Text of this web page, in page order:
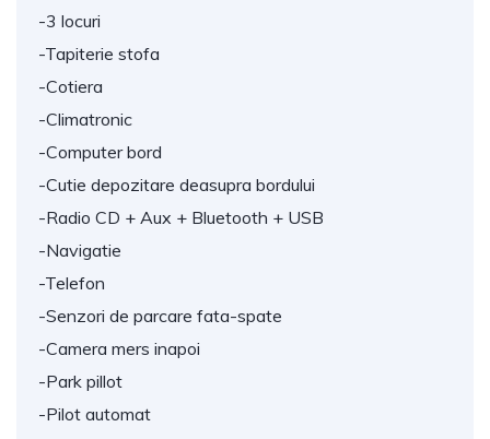
-3 locuri
-Tapiterie stofa
-Cotiera
-Climatronic
-Computer bord
-Cutie depozitare deasupra bordului
-Radio CD + Aux + Bluetooth + USB
-Navigatie
-Telefon
-Senzori de parcare fata-spate
-Camera mers inapoi
-Park pillot
-Pilot automat